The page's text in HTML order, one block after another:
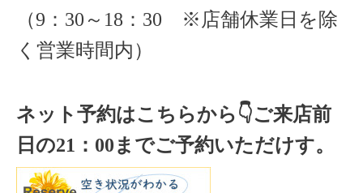
（9 ： 30 ～ 18 ： 30 ※店舗休業日を除
く 営業時間内）
ネット予約はこちらから👇ご来店前
日の21 ： 00までご予約いただけす。